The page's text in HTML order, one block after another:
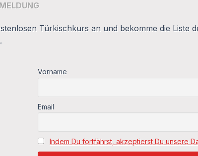
Türkischkurs an und bekomme die Liste
Vorname
Email
Indem Du fortfährst, akzeptierst Du unsere